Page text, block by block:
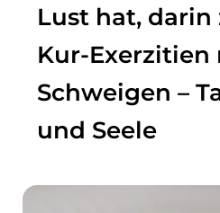
Lust hat, darin
Kur-Exerzitien
Schweigen –
und Seele